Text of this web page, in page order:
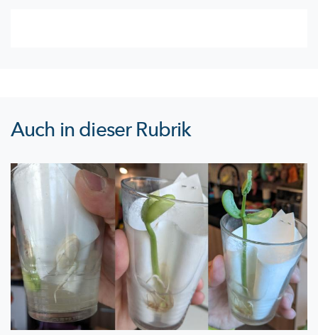
Auch in dieser Rubrik